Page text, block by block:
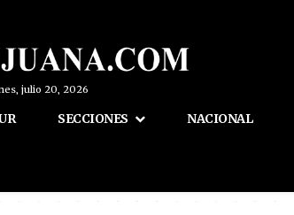
julio 20, 2026
SECCIONES NACIONAL